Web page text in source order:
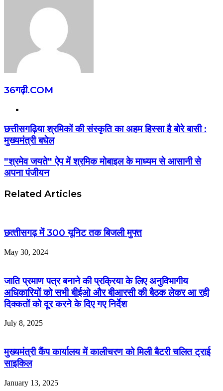
36गढ़ी.COM
छत्तीसगढ़िया श्रमिकों की संस्कृति का अहम हिस्सा है बोरे बासी :
मुख्यमंत्री बघेल
"श्रमेव जयते" ऐप में श्रमिक मोबाइल के माध्यम से आसानी से
अपना पंजीयन
Related Articles
छत्‍तीसगढ़ में 300 यूनिट तक बिजली मुफ्त
May 30, 2024
जाति प्रमाण पत्र बनाने की प्रक्रिया के लिए अनुविभागीय
अधिकारियों को सभी बीईओ और बीआरसी की बैठक लेकर आ रही
दिक्कतों को दूर करने के दिए गए निर्देश
July 8, 2025
मुख्यमंत्री कैंप कार्यालय में कालीचरण को मिली बैटरी चलित ट्राई
साइकिल
January 13, 2025